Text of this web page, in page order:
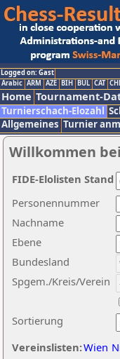
Logged on: Gast
Arabic ARM AZE BIH BUL CAT
Home Tournament-
Turnierschach-Elozahl
Allgemeines Turnier
Willkommen
Nachname
Ebene
Sortierung
Personennummer
Bundesland
Spgem./Kreis/Verein
Vereinslisten:Wien
FIDE-Elolisten Stand